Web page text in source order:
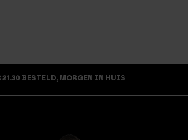
BESTELD, MORGEN IN HUIS